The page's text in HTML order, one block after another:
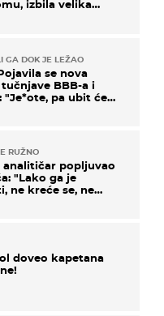
izbila velika
GA DOK JE LEŽAO
se nova
BBB-a i
"Je*ote, pa ubit će
RUŽNO
analitičar popljuvao
"Lako ga je
ne kreće se, ne
doveo kapetana